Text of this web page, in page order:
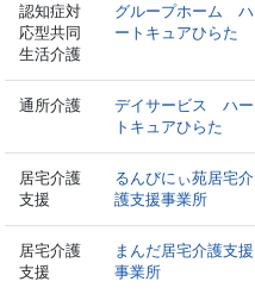
認知症対
応型共同
生活介護
グループホーム ハ
ートキュアひらた
通所介護
デイサービス ハー
トキュアひらた
居宅介護
支援
るんびにぃ苑居宅介
護支援事業所
居宅介護
支援
まんだ居宅介護支援
事業所